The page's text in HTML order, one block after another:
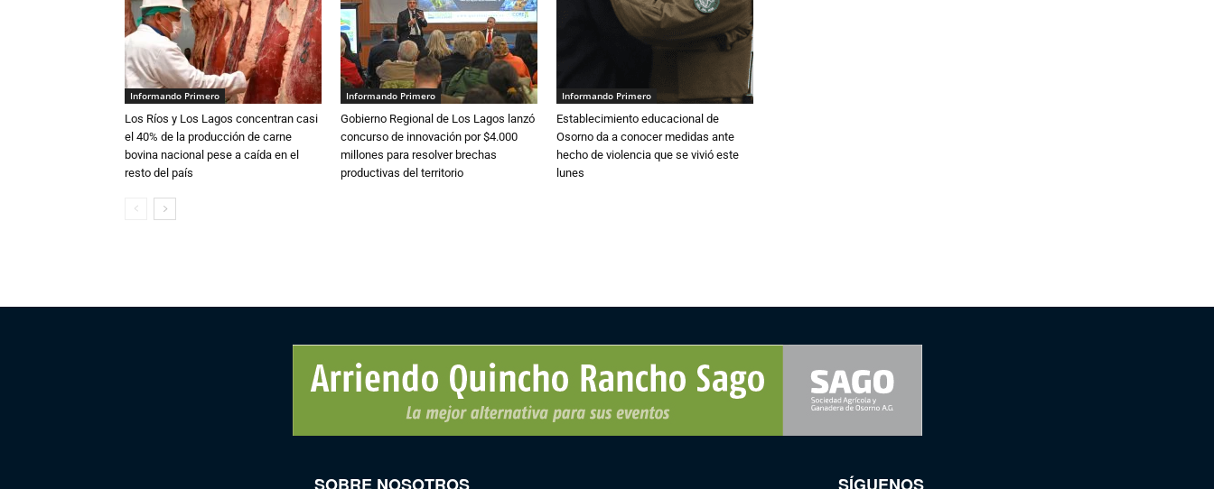
Informando Primero
Los Ríos y Los Lagos concentran casi
el 40% de la producción de carne
bovina nacional pese a caída en el
resto del país
Informando Primero
Gobierno Regional de Los Lagos lanzó
concurso de innovación por $4.000
millones para resolver brechas
productivas del territorio
Informando Primero
Establecimiento educacional de
Osorno da a conocer medidas ante
hecho de violencia que se vivió este
lunes